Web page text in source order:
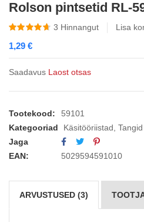
Rolson pintsetid RL-
3 Hinnangut Lisa
1,29 €
Saadavus Laost otsas
Tootekood:
59101
Kategooriad
Käsitööriistad Tangid
Jaga
EAN:
5029594591010
ARVUSTUSED (3)